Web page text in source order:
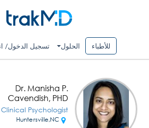
للأطباء الحلول تسجيل الدخول/
Dr. Manisha P.
Cavendish, PHD
Clinical Psychologist